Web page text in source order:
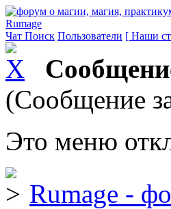
Rumage
Чат Поиск Пользователи [ Наши
(Сообщение
Это меню
Rumage -